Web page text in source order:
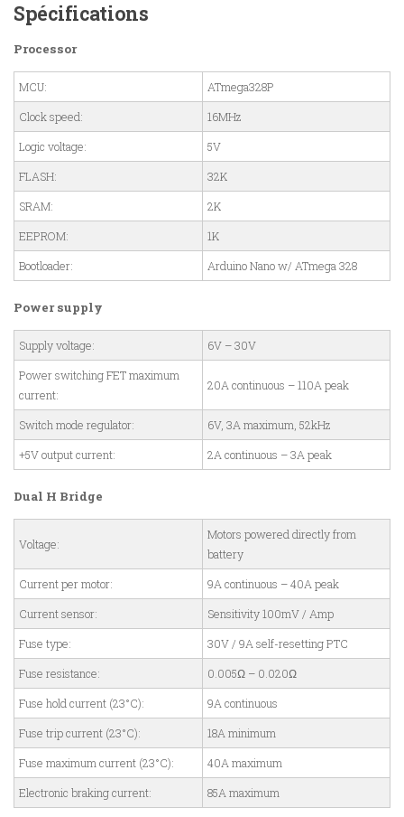
Spécifications
Processor
MCU: ATmega328P
Clock speed: 16MHz
Logic voltage: 5V
FLASH: 32K
SRAM: 2K
EEPROM: 1K
Bootloader: Arduino Nano w/ ATmega 328
Power supply
Supply voltage: 6V – 30V
Power switching FET maximum
current:
20A continuous – 110A peak
Switch mode regulator: 6V, 3A maximum, 52kHz
+5V output current: 2A continuous – 3A peak
Dual H Bridge
Voltage:
Motors powered directly from
battery
Current per motor: 9A continuous – 40A peak
Current sensor: Sensitivity 100mV / Amp
Fuse type: 30V / 9A self-resetting PTC
Fuse resistance: 0.005Ω – 0.020Ω
Fuse hold current (23°C): 9A continuous
Fuse trip current (23°C): 18A minimum
Fuse maximum current (23°C): 40A maximum
Electronic braking current: 85A maximum